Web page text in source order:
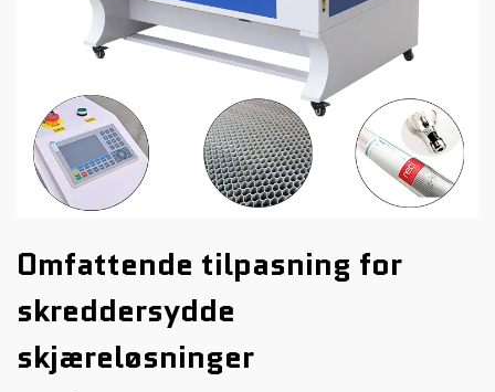
Omfattende tilpasning for
skreddersydde
skjæreløsninger